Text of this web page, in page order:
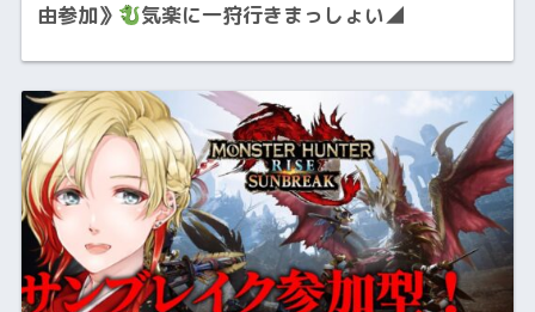
由参加》
気楽に一狩行きまっしょい◢